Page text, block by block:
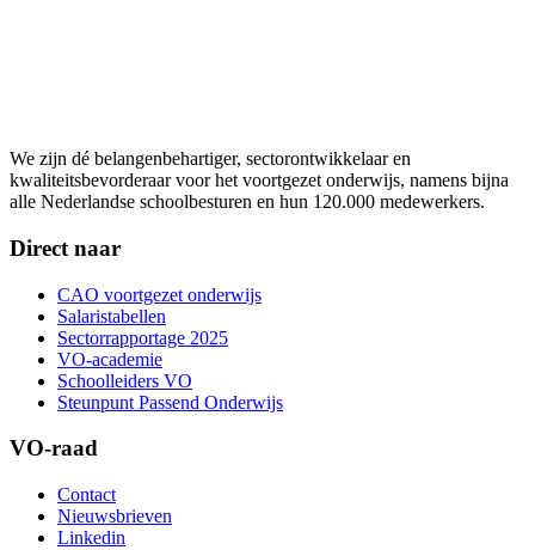
We zijn dé belangenbehartiger, sectorontwikkelaar en
kwaliteitsbevorderaar voor het voortgezet onderwijs, namens bijna
alle Nederlandse schoolbesturen en hun 120.000 medewerkers.
Direct naar
CAO voortgezet onderwijs
Salaristabellen
Sectorrapportage 2025
VO-academie
Schoolleiders VO
Steunpunt Passend Onderwijs
VO-raad
Contact
Nieuwsbrieven
Linkedin